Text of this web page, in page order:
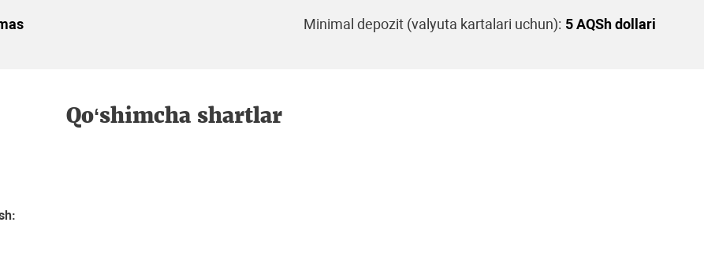
Minimal depozit (valyuta kartalari uchun): 5 AQSh dollari
Qo‘shimcha shartlar